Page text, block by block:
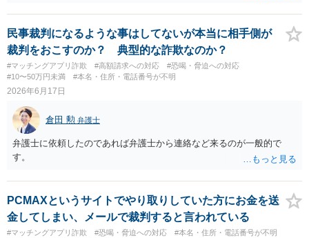
民事裁判になるような事はしてないが本当に相手側が
裁判をおこすのか？ 典型的な詐欺なのか？
#マッチングアプリ詐欺 #高額請求への対応
#恐喝・脅迫への対応
#10〜50万円未満
#本名・住所・電話番号が不明
2026年6月17日
倉田 勲 弁護士
弁護士に依頼したのであれば弁護士から連絡など来るのが一般的で
す。
PCMAXというサイトでやり取りしていた方にお金を送
金してしまい、メールで裁判すると言われている
#マッチングアプリ詐欺 #恐喝・脅迫への対応
#本名・住所・電話番号が不明